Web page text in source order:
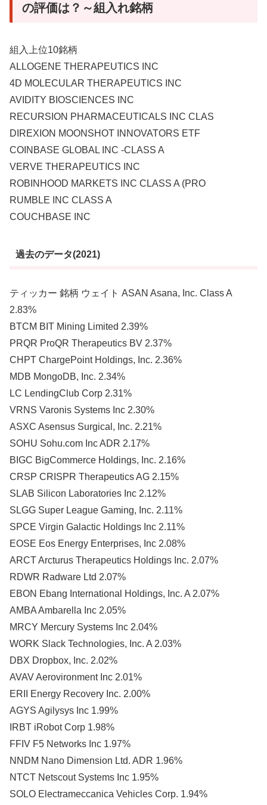
の評価は？～組入れ銘柄
組入上位10銘柄
ALLOGENE THERAPEUTICS INC
4D MOLECULAR THERAPEUTICS INC
AVIDITY BIOSCIENCES INC
RECURSION PHARMACEUTICALS INC CLAS
DIREXION MOONSHOT INNOVATORS ETF
COINBASE GLOBAL INC -CLASS A
VERVE THERAPEUTICS INC
ROBINHOOD MARKETS INC CLASS A (PRO
RUMBLE INC CLASS A
COUCHBASE INC
過去のデータ(2021)
ティッカー 銘柄 ウェイト ASAN Asana, Inc. Class A
2.83%
BTCM BIT Mining Limited 2.39%
PRQR ProQR Therapeutics BV 2.37%
CHPT ChargePoint Holdings, Inc. 2.36%
MDB MongoDB, Inc. 2.34%
LC LendingClub Corp 2.31%
VRNS Varonis Systems Inc 2.30%
ASXC Asensus Surgical, Inc. 2.21%
SOHU Sohu.com Inc ADR 2.17%
BIGC BigCommerce Holdings, Inc. 2.16%
CRSP CRISPR Therapeutics AG 2.15%
SLAB Silicon Laboratories Inc 2.12%
SLGG Super League Gaming, Inc. 2.11%
SPCE Virgin Galactic Holdings Inc 2.11%
EOSE Eos Energy Enterprises, Inc 2.08%
ARCT Arcturus Therapeutics Holdings Inc. 2.07%
RDWR Radware Ltd 2.07%
EBON Ebang International Holdings, Inc. A 2.07%
AMBA Ambarella Inc 2.05%
MRCY Mercury Systems Inc 2.04%
WORK Slack Technologies, Inc. A 2.03%
DBX Dropbox, Inc. 2.02%
AVAV Aerovironment Inc 2.01%
ERII Energy Recovery Inc. 2.00%
AGYS Agilysys Inc 1.99%
IRBT iRobot Corp 1.98%
FFIV F5 Networks Inc 1.97%
NNDM Nano Dimension Ltd. ADR 1.96%
NTCT Netscout Systems Inc 1.95%
SOLO Electrameccanica Vehicles Corp. 1.94%